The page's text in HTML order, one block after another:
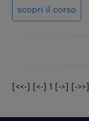
scopri il corso
[<<-] [<-] 1 [->] [->>]